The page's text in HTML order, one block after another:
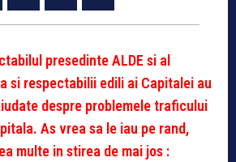
presedinte ALDE si al
si respectabilii edili ai Capitalei au
despre problemele traficului
As vrea sa le iau pe rand,
multe in stirea de mai jos :